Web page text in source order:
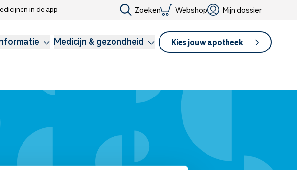
in de app Zoeken Webshop Mijn dossier
Medicijn & gezondheid Kies jouw apotheek